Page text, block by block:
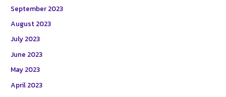
September 2023
August 2023
July 2023
June 2023
May 2023
April 2023